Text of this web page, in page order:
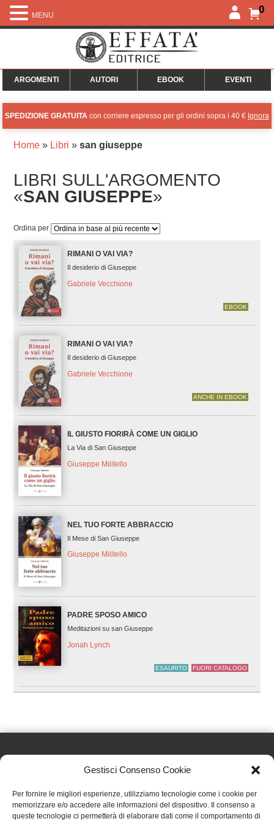
Gestisci Consenso Cookie
Per fornire le migliori esperienze, utilizziamo tecnologie come i cookie per
memorizzare e/o accedere alle informazioni del dispositivo. Il consenso a
queste tecnologie ci permetterà di elaborare dati come il comportamento di
0
ARGOMENTI AUTORI EBOOK EVENTI
SPEDIZIONE GRATUITA con corriere espresso per gli ordini sopra i 40 € Ignora
Home» Libri » san giuseppe
LIBRI SULL'ARGOMENTO
«SAN GIUSEPPE»
Ordina per
RIMANI O VAI VIA?
Il desiderio di Giuseppe
Gabriele Vecchione
EBOOK
RIMANI O VAI VIA?
Il desiderio di Giuseppe
Gabriele Vecchione
ANCHE IN EBOOK
IL GIUSTO FIORIRÀ COME UN GIGLIO
La Via di San Giuseppe
Giuseppe Militello
NEL TUO FORTE ABBRACCIO
Il Mese di San Giuseppe
Giuseppe Militello
PADRE SPOSO AMICO
Meditazioni su san Giuseppe
Jonah Lynch
ESAURITO FUORI CATALOGO
Effatà Editrice di Pellegrino Paolo SAS
C.F. e P.IVA 09655250018
Via Tre Denti, 1 - 10060 Cantalupa (TO)
MENU